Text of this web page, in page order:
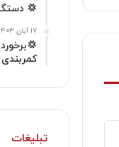
💢
۱۷ آبان ۱۴۰۳
کمربندی با ۱۸
تبلیغات